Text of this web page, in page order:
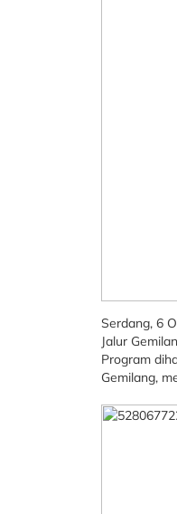
Serdang, 6
Jalur
Program
Gemilang,